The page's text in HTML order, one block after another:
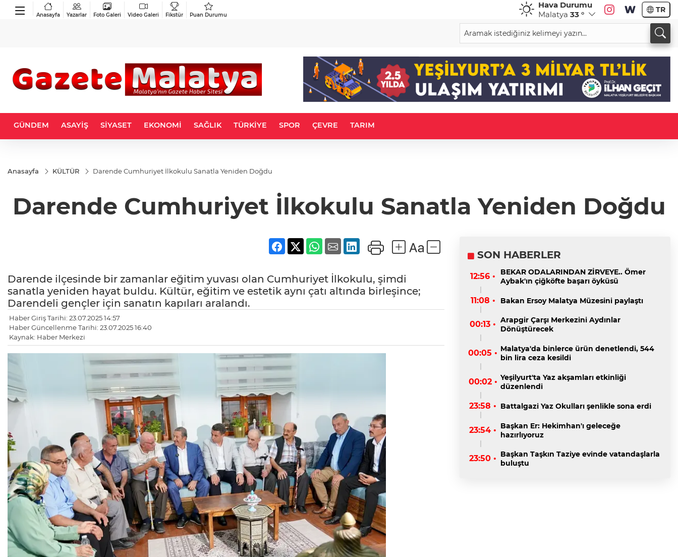
Anasayfa Yazarlar Foto Galeri Video Galeri Fikstür Puan Durumu
Hava Durumu
Malatya 33 ° TR
GÜNDEM ASAYİŞ SİYASET EKONOMİ SAĞLIK TÜRKİYE SPOR ÇEVRE TARIM
Anasayfa KÜLTÜR Darende Cumhuriyet İlkokulu Sanatla Yeniden Doğdu
Darende Cumhuriyet İlkokulu Sanatla Yeniden Doğdu
Darende ilçesinde bir zamanlar eğitim yuvası olan Cumhuriyet İlkokulu, şimdi
sanatla yeniden hayat buldu. Kültür, eğitim ve estetik aynı çatı altında birleşince;
Darendeli gençler için sanatın kapıları aralandı.
Haber Giriş Tarihi: 23.07.2025 14:57
Haber Güncellenme Tarihi: 23.07.2025 16:40
Kaynak: Haber Merkezi
SON HABERLER
12:56 •
BEKAR ODALARINDAN ZİRVEYE.. Ömer
Aybak'ın çiğköfte başarı öyküsü
11:08 • Bakan Ersoy Malatya Müzesini paylaştı
00:13 • Arapgir Çarşı Merkezini Aydınlar
Dönüştürecek
00:05 • Malatya'da binlerce ürün denetlendi, 544
bin lira ceza kesildi
00:02 • Yeşilyurt'ta Yaz akşamları etkinliği
düzenlendi
23:58 • Battalgazi Yaz Okulları şenlikle sona erdi
23:54 • Başkan Er: Hekimhan'ı geleceğe
hazırlıyoruz
23:50 • Başkan Taşkın Taziye evinde vatandaşlarla
buluştu